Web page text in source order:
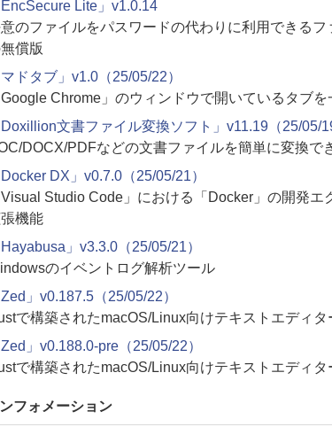
EncSecure Lite」v1.0.14
のファイルをパスワードの代わりに利用できるフ
償版
マドタブ」v1.0（25/05/22）
Google Chrome」のウィンドウで開いているタブ
Doxillion文書ファイル変換ソフト」v11.19（25/05/
DOCX/PDFなどの文書ファイルを簡単に変換で
Docker DX」v0.7.0（25/05/21）
Visual Studio Code」における「Docker」の開発エ
機能
Hayabusa」v3.3.0（25/05/21）
のイベントログ解析ツール
Zed」v0.187.5（25/05/22）
で構築されたmacOS/Linux向けテキストエディタ
Zed」v0.188.0-pre（25/05/22）
で構築されたmacOS/Linux向けテキストエディ
フォメーション